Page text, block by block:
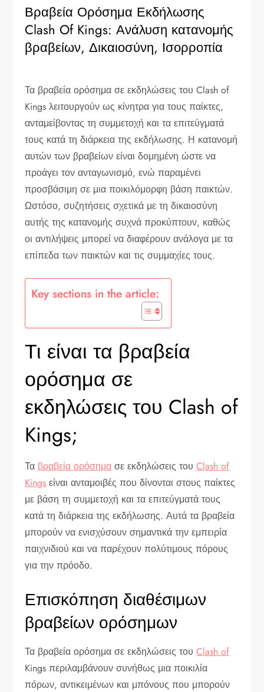
Βραβεία Ορόσημα Εκδήλωσης
Clash Of Kings: Ανάλυση κατανομής
βραβείων, Δικαιοσύνη, Ισορροπία
Τα βραβεία ορόσημα σε εκδηλώσεις του Clash of
Kings λειτουργούν ως κίνητρα για τους παίκτες,
ανταμείβοντας τη συμμετοχή και τα επιτεύγματά
τους κατά τη διάρκεια της εκδήλωσης. Η κατανομή
αυτών των βραβείων είναι δομημένη ώστε να
προάγει τον ανταγωνισμό, ενώ παραμένει
προσβάσιμη σε μια ποικιλόμορφη βάση παικτών.
Ωστόσο, συζητήσεις σχετικά με τη δικαιοσύνη
αυτής της κατανομής συχνά προκύπτουν, καθώς
οι αντιλήψεις μπορεί να διαφέρουν ανάλογα με τα
επίπεδα των παικτών και τις συμμαχίες τους.
Key sections in the article:
Τι είναι τα βραβεία
ορόσημα σε
εκδηλώσεις του Clash of
Kings;
Τα βραβεία ορόσημα σε εκδηλώσεις τουClash of
Kings είναι ανταμοιβές που δίνονται στους παίκτες
με βάση τη συμμετοχή και τα επιτεύγματά τους
κατά τη διάρκεια της εκδήλωσης. Αυτά τα βραβεία
μπορούν να ενισχύσουν σημαντικά την εμπειρία
παιχνιδιού και να παρέχουν πολύτιμους πόρους
για την πρόοδο.
Επισκόπηση διαθέσιμων
βραβείων ορόσημων
Τα βραβεία ορόσημα σε εκδηλώσεις τουClash of
Kings περιλαμβάνουν συνήθως μια ποικιλία
πόρων, αντικειμένων και μπόνους που μπορούν